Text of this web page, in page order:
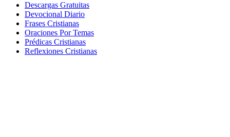
Descargas Gratuitas
Devocional Diario
Frases Cristianas
Oraciones Por Temas
Prédicas Cristianas
Reflexiones Cristianas